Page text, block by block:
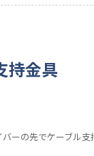
金具
ーの先でケーブル支